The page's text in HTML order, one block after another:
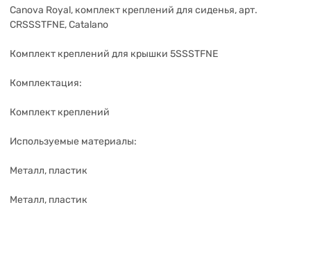
Canova Royal, комплект креплений для сиденья, арт.
CRSSSTFNE, Catalano
Комплект креплений для крышки 5SSSTFNE
Комплектация:
Комплект креплений
Используемые материалы:
Металл, пластик
Металл, пластик